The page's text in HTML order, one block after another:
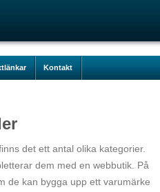
Kontakt
det ett antal olika kategorier.
dem med en webbutik. På
de kan bygga upp ett varumärke